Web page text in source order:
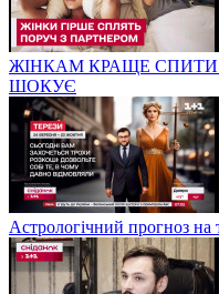
ЖІНКАМ КРАЩЕ СПИТИ
ШОКУЄ
Астрологічний прогноз